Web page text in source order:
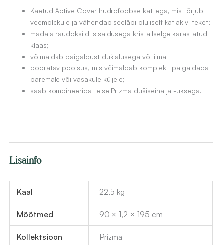
Kaetud Active Cover hüdrofoobse kattega, mis tõrjub
veemolekule ja vähendab seeläbi oluliselt katlakivi teket;
madala raudoksiidi sisaldusega kristallselge karastatud
klaas;
võimaldab paigaldust dušialusega või ilma;
pööratav poolsus, mis võimaldab komplekti paigaldada
paremale või vasakule küljele;
saab kombineerida teise Prizma dušiseina ja -uksega.
Lisainfo
Kaal 22,5 kg
Mõõtmed 90 × 1,2 × 195 cm
Kollektsioon Prizma